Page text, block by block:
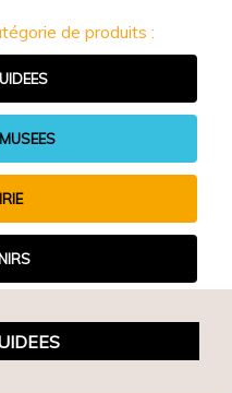
de produits :